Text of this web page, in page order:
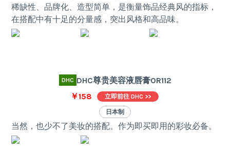
稀缺性、品牌化、造型简单，是衡量饰品经典风的指标，
在搭配中有十足的分量感，突出风格和高品味。
DHC DHC尊贵美容液唇膏OR112
￥158
立即前往 DHC >>
日本制
当然，也少不了美妆的搭配。作为即买即用的彩妆必备。